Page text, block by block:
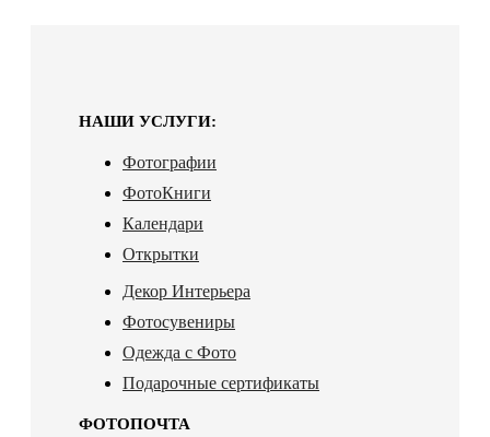
НАШИ УСЛУГИ:
Фотографии
ФотоКниги
Календари
Открытки
Декор Интерьера
Фотосувениры
Одежда с Фото
Подарочные сертификаты
ФОТОПОЧТА